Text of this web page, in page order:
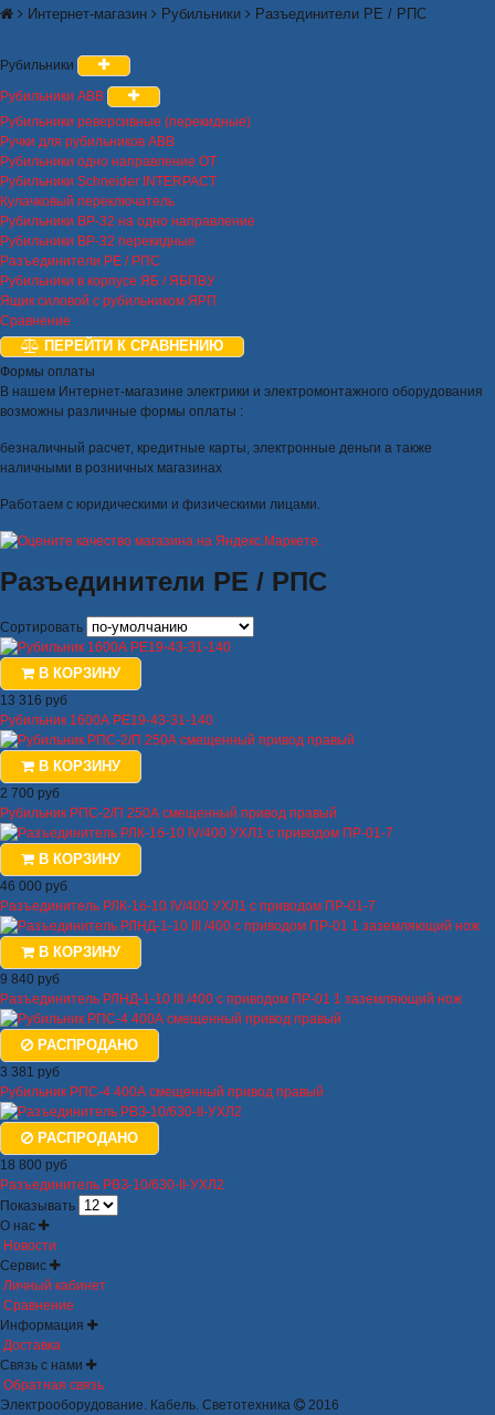
Интернет-магазин Рубильники Разъединители РЕ / РПС
Рубильники
Рубильники ABB
Рубильники реверсивные (перекидные)
Ручки для рубильников ABB
Рубильники одно направление OT
Рубильники Schneider INTERPACT
Кулачковый переключатель
Рубильники ВР-32 на одно направление
Рубильники ВР-32 перекидные
Разъединители РЕ / РПС
Рубильники в корпусе ЯБ / ЯБПВУ
Ящик силовой с рубильником ЯРП
Сравнение
ПЕРЕЙТИ К СРАВНЕНИЮ
Формы оплаты
В нашем Интернет-магазине электрики и электромонтажного оборудования
возможны различные формы оплаты :
безналичный расчет, кредитные карты, электронные деньги а также
наличными в розничных магазинах
Работаем с юридическими и физическими лицами.
Разъединители РЕ / РПС
Сортировать
В КОРЗИНУ
13 316 руб
Рубильник 1600А РЕ19-43-31-140
В КОРЗИНУ
2 700 руб
Рубильник РПС-2/П 250А смещенный привод правый
В КОРЗИНУ
46 000 руб
Разъединитель РЛК-1б-10 IV/400 УХЛ1 с приводом ПР-01-7
В КОРЗИНУ
9 840 руб
Разъединитель РЛНД-1-10 III /400 с приводом ПР-01 1 заземляющий нож
РАСПРОДАНО
3 381 руб
Рубильник РПС-4 400А смещенный привод правый
РАСПРОДАНО
18 800 руб
Разъединитель РВЗ-10/630-II-УХЛ2
Показывать
О нас
Новости
Сервис
Личный кабинет
Сравнение
Информация
Доставка
Связь с нами
Обратная связь
Электрооборудование. Кабель. Светотехника
2016